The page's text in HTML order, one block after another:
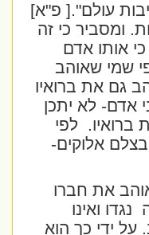
עולם".[ פ"א]
ומסביר כי זה
אותו אדם
שמי שאוהב
גם את ברואיו
לא יתכן
לפי
אלוקים-
את חברו
נגדו ואינו
ידי כך הוא